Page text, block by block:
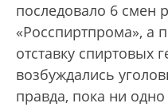
последовало 6 смен
«Росспиртпрома», а
отставку спиртовых
возбуждались
правда, пока ни